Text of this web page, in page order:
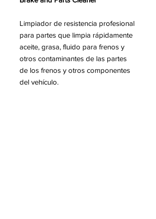
Limpiador de resistencia profesional
para partes que limpia rápidamente
aceite, grasa, fluido para frenos y
otros contaminantes de las partes
de los frenos y otros componentes
del vehículo.